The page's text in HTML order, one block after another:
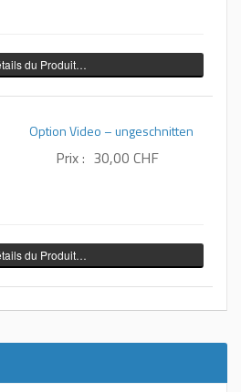
du Produit…
Option Video – ungeschnitten
Prix : 30,00 CHF
du Produit…